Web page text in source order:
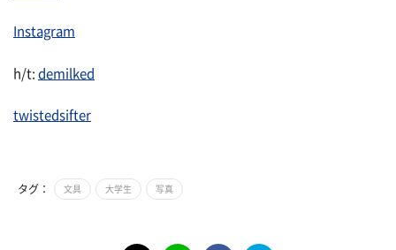
Instagram
h/t: demilked
twistedsifter
タグ： 文具 大学生 写真